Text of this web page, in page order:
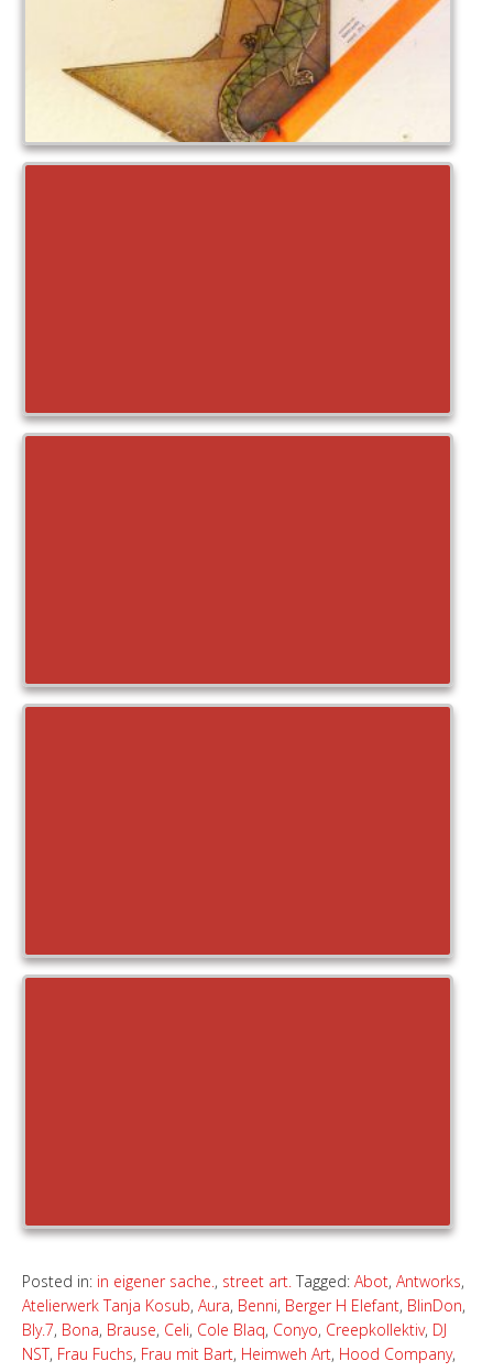
Posted in: in eigener sache., street art. Tagged: Abot, Antworks,
Atelierwerk Tanja Kosub, Aura, Benni, Berger H Elefant, BlinDon,
Bly.7, Bona, Brause, Celi, Cole Blaq, Conyo, Creepkollektiv, DJ
NST, Frau Fuchs, Frau mit Bart, Heimweh Art, Hood Company,